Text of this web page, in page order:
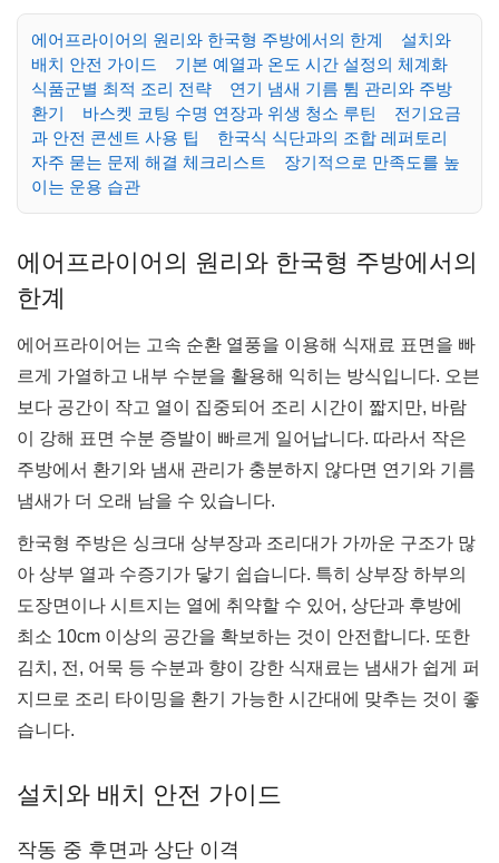
에어프라이어의 원리와 한국형 주방에서의 한계
설치와
배치 안전 가이드
기본 예열과 온도 시간 설정의 체계화
식품군별 최적 조리 전략
연기 냄새 기름 튐 관리와 주방
환기
바스켓 코팅 수명 연장과 위생 청소 루틴
전기요금
과 안전 콘센트 사용 팁
한국식 식단과의 조합 레퍼토리
자주 묻는 문제 해결 체크리스트
장기적으로 만족도를 높
이는 운용 습관
에어프라이어의 원리와 한국형 주방에서의
한계
에어프라이어는 고속 순환 열풍을 이용해 식재료 표면을 빠
르게 가열하고 내부 수분을 활용해 익히는 방식입니다. 오븐
보다 공간이 작고 열이 집중되어 조리 시간이 짧지만, 바람
이 강해 표면 수분 증발이 빠르게 일어납니다. 따라서 작은
주방에서 환기와 냄새 관리가 충분하지 않다면 연기와 기름
냄새가 더 오래 남을 수 있습니다.
한국형 주방은 싱크대 상부장과 조리대가 가까운 구조가 많
아 상부 열과 수증기가 닿기 쉽습니다. 특히 상부장 하부의
도장면이나 시트지는 열에 취약할 수 있어, 상단과 후방에
최소 10cm 이상의 공간을 확보하는 것이 안전합니다. 또한
김치, 전, 어묵 등 수분과 향이 강한 식재료는 냄새가 쉽게 퍼
지므로 조리 타이밍을 환기 가능한 시간대에 맞추는 것이 좋
습니다.
설치와 배치 안전 가이드
작동 중 후면과 상단 이격